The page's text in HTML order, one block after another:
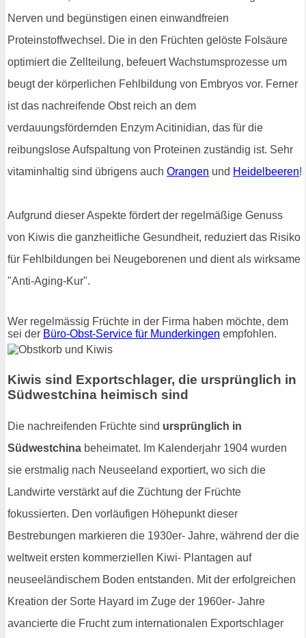
Nerven und begünstigen einen einwandfreien
Proteinstoffwechsel. Die in den Früchten gelöste Folsäure
optimiert die Zellteilung, befeuert Wachstumsprozesse um
beugt der körperlichen Fehlbildung von Embryos vor. Ferner
ist das nachreifende Obst reich an dem
verdauungsfördernden Enzym Acitinidian, das für die
reibungslose Aufspaltung von Proteinen zuständig ist. Sehr
vitaminhaltig sind übrigens auch Orangen und Heidelbeeren!
Aufgrund dieser Aspekte fördert der regelmäßige Genuss
von Kiwis die ganzheitliche Gesundheit, reduziert das Risiko
für Fehlbildungen bei Neugeborenen und dient als wirksame
"Anti-Aging-Kur".
Wer regelmässig Früchte in der Firma haben möchte, dem
sei der Büro-Obst-Service für Munderkingen empfohlen.
Kiwis sind Exportschlager, die ursprünglich in
Südwestchina heimisch sind
Die nachreifenden Früchte sind ursprünglich in
Südwestchina beheimatet. Im Kalenderjahr 1904 wurden
sie erstmalig nach Neuseeland exportiert, wo sich die
Landwirte verstärkt auf die Züchtung der Früchte
fokussierten. Den vorläufigen Höhepunkt dieser
Bestrebungen markieren die 1930er- Jahre, während der die
weltweit ersten kommerziellen Kiwi- Plantagen auf
neuseeländischem Boden entstanden. Mit der erfolgreichen
Kreation der Sorte Hayard im Zuge der 1960er- Jahre
avancierte die Frucht zum internationalen Exportschlager